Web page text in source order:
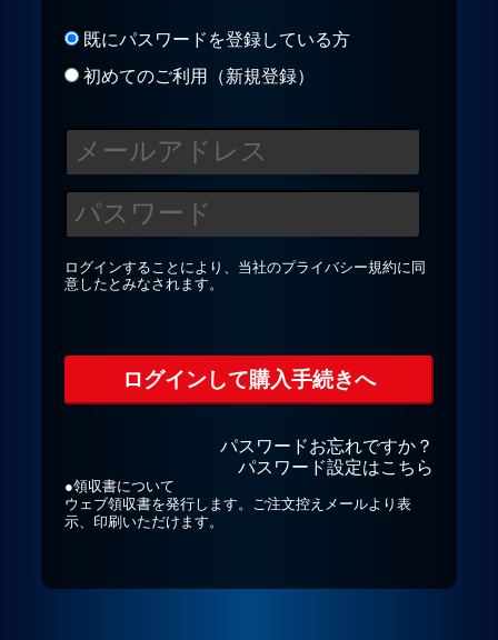
よくあるご質問
著作権について
プライバシーポリシー
既にパスワードを登録している方
初めてのご利用（新規登録）
ログインすることにより、当社のプライバシー規約に同
意したとみなされます。
パスワードお忘れですか？
パスワード設定はこちら
●領収書について
ウェブ領収書を発行します。ご注文控えメールより表
示、印刷いただけます。